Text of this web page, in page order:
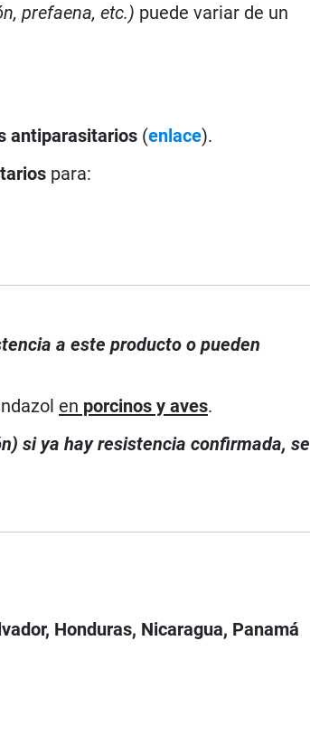
prefaena, etc.) puede variar de un
antiparasitarios (enlace).
para:
a este producto o pueden
en porcinos y aves.
si ya hay resistencia confirmada, se
Honduras, Nicaragua, Panamá